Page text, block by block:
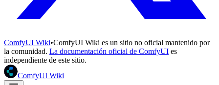
ComfyUI Wiki•ComfyUI Wiki es un sitio no oficial mantenido por
la comunidad. La documentación oficial de ComfyUI es
independiente de este sitio.
ComfyUI Wiki